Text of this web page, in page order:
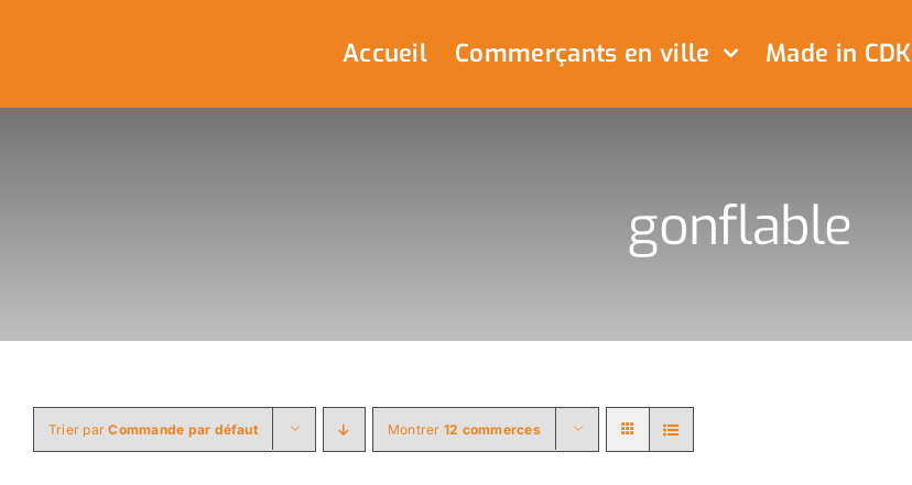
Accueil Commerçants en ville Made in CDK
gonflable
Trier parCommande par défaut Montrer 12 commerces